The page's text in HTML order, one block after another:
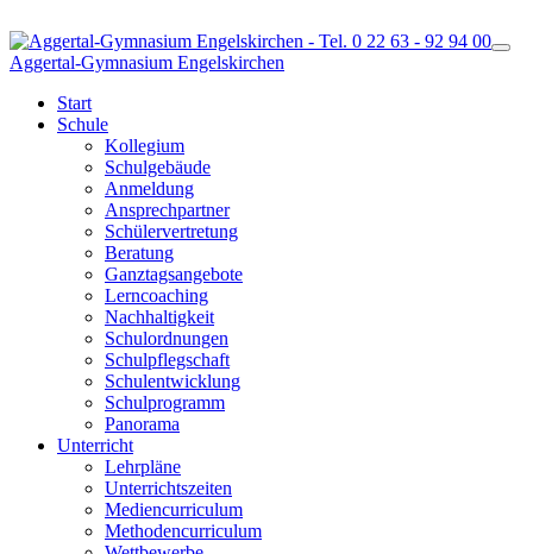
Aggertal-Gymnasium Engelskirchen
Start
Schule
Kollegium
Schulgebäude
Anmeldung
Ansprechpartner
Schülervertretung
Beratung
Ganztagsangebote
Lerncoaching
Nachhaltigkeit
Schulordnungen
Schulpflegschaft
Schulentwicklung
Schulprogramm
Panorama
Unterricht
Lehrpläne
Unterrichtszeiten
Mediencurriculum
Methodencurriculum